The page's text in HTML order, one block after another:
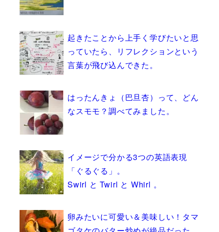
起きたことから上手く学びたいと思
っていたら、リフレクションという
言葉が飛び込んできた。
はったんきょ（巴旦杏）って、どん
なスモモ？調べてみました。
イメージで分かる3つの英語表現
「ぐるぐる」。
Swirl と Twirl と Whirl 。
卵みたいに可愛い＆美味しい！タマ